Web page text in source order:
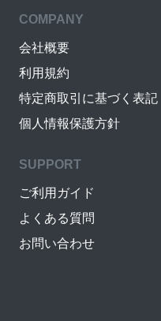
COMPANY
会社概要
利用規約
特定商取引に基づく表記
個人情報保護方針
SUPPORT
ご利用ガイド
よくある質問
お問い合わせ